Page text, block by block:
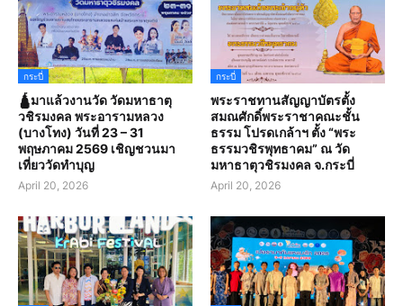
กระบี่
🛕มาแล้วงานวัด วัดมหาธาตุ
วชิรมงคล พระอารามหลวง
(บางโทง) วันที่ 23 – 31
พฤษภาคม 2569 เชิญชวนมา
เที่ยววัดทำบุญ
April 20, 2026
กระบี่
พระราชทานสัญญาบัตรตั้ง
สมณศักดิ์พระราชาคณะชั้น
ธรรม โปรดเกล้าฯ ตั้ง “พระ
ธรรมวชิรพุทธาคม” ณ วัด
มหาธาตุวชิรมงคล จ.กระบี่
April 20, 2026